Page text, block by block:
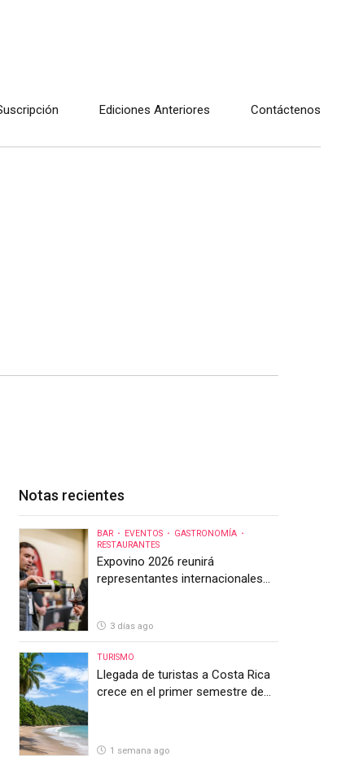
Ediciones Anteriores Contáctenos
Notas recientes
BAR EVENTOS
GASTRONOMÍA
RESTAURANTES
Expovino 2026 reunirá
representantes internacionales
3 días ago
TURISMO
Llegada de turistas a Costa Rica
crece en el primer semestre de
1 semana ago